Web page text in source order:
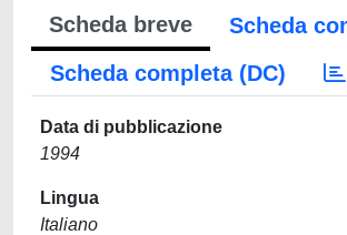
Scheda breve
Scheda
Scheda completa (DC)
Data di pubblicazione
1994
Lingua
Italiano